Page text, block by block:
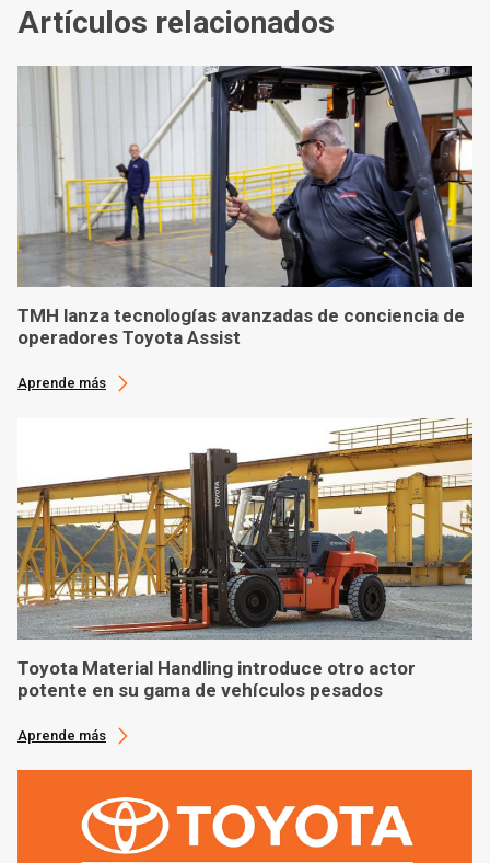
Artículos relacionados
TMH lanza tecnologías avanzadas de conciencia de
operadores Toyota Assist
Aprende más
Toyota Material Handling introduce otro actor
potente en su gama de vehículos pesados
Aprende más